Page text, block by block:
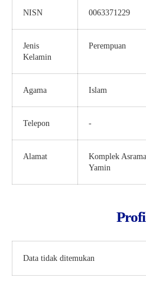
NISN 0063371229
Jenis
Kelamin
Perempuan
Agama Islam
Telepon -
Alamat
Komplek
Yamin
Data tidak ditemukan